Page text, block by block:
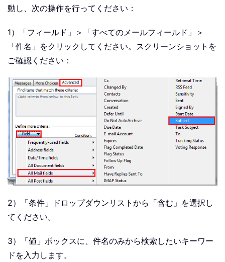
動し、次の操作を行ってください：
1）「フィールド」＞「すべてのメールフィールド」＞
「件名」をクリックしてください。スクリーンショットを
ご確認ください：
2）「条件」ドロップダウンリストから「含む」を選択し
てください。
3）「値」ボックスに、件名のみから検索したいキーワー
ドを入力します。